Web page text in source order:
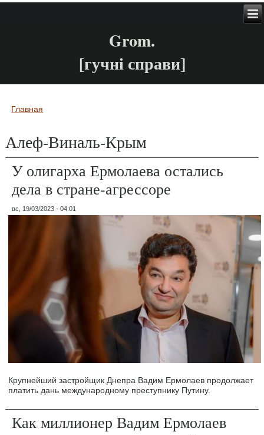
Grom.
[гучні справи]
Вы здесь
Главная
Алеф-Виналь-Крым
У олигарха Ермолаева остались
дела в стране-агрессоре
вс, 19/03/2023 - 04:01
Крупнейший застройщик Днепра Вадим Ермолаев продолжает
платить дань международному преступнику Путину.
Как миллионер Вадим Ермолаев